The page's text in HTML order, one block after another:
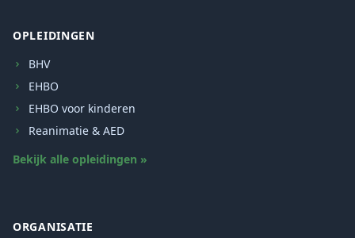
OPLEIDINGEN
BHV
EHBO
EHBO voor kinderen
Reanimatie & AED
Bekijk alle opleidingen »
ORGANISATIE